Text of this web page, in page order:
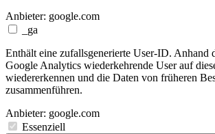
Anbieter: google.com
_ga
Enthält eine zufallsgenerierte User-ID. Anhand
Google Analytics wiederkehrende User auf
wiedererkennen und die Daten von früheren
zusammenführen.
Anbieter: google.com
Essenziell